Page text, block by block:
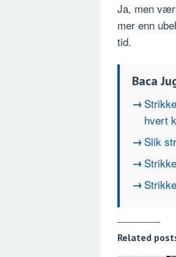
Ja, men vær
mer enn
tid.
Baca
hvert
Slik
Related